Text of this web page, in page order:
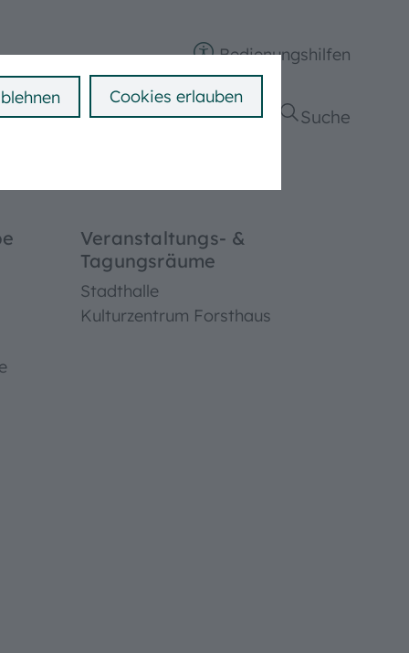
Cookies erlauben
Bedienungshilfen
Politik & Verwaltung Suche
Veranstaltungs- &
Tagungsräume
Stadthalle
Kulturzentrum Forsthaus